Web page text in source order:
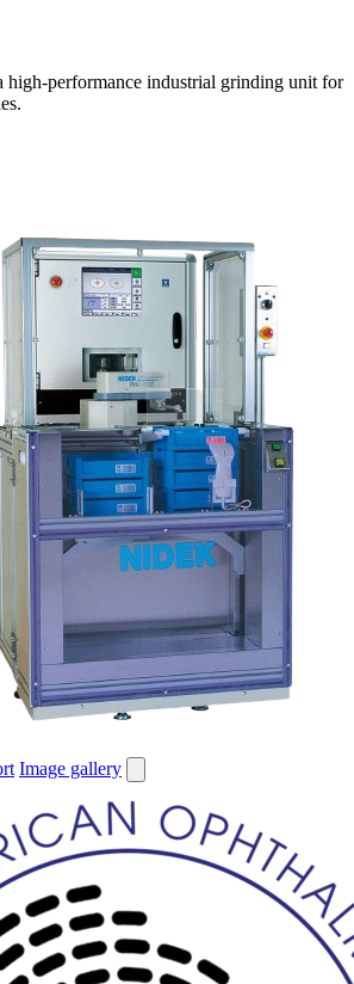
high-performance industrial grinding unit for
Image gallery